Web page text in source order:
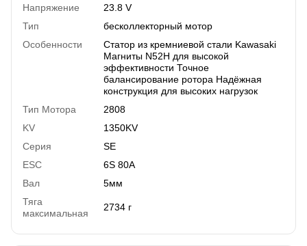
Напряжение
23.8 V
Тип
бесколлекторный мотор
Особенности
Статор из кремниевой стали Kawasaki
Магниты N52H для высокой
эффективности Точное
балансирование ротора Надёжная
конструкция для высоких нагрузок
Тип Мотора
2808
KV
1350KV
Серия
SE
ESC
6S 80A
Вал
5мм
Тяга
максимальная
2734 г